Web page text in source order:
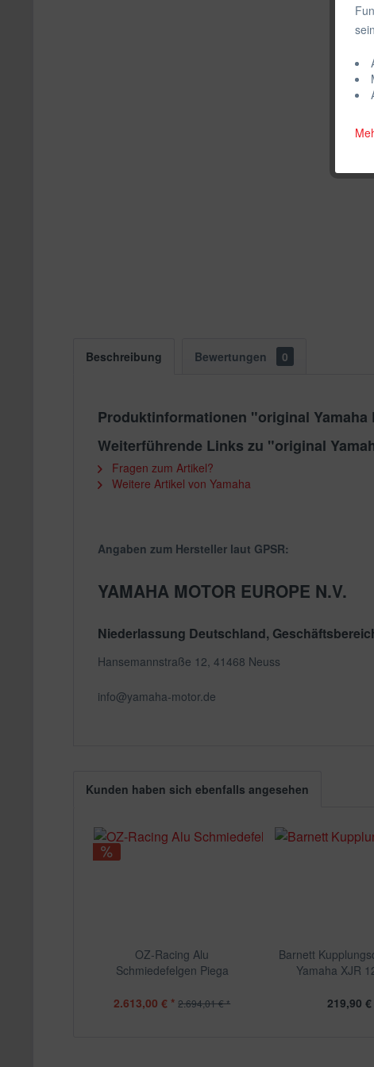
Beschreibung Bewertungen 0
Produktinformationen "original Yamaha
Weiterführende Links zu "original
Fragen zum Artikel?
Weitere Artikel von Yamaha
Angaben zum Hersteller laut GPSR:
YAMAHA MOTOR EUROPE N.V.
Niederlassung Deutschland,
Hansemannstraße 12, 41468 Neuss
info@yamaha-motor.de
Kunden haben sich ebenfalls angesehen
OZ-Racing Alu
Schmiedefelgen Piega
2.613,00 € * 2.694,01 € *
Barnett
Yamaha XJR
219,90 €